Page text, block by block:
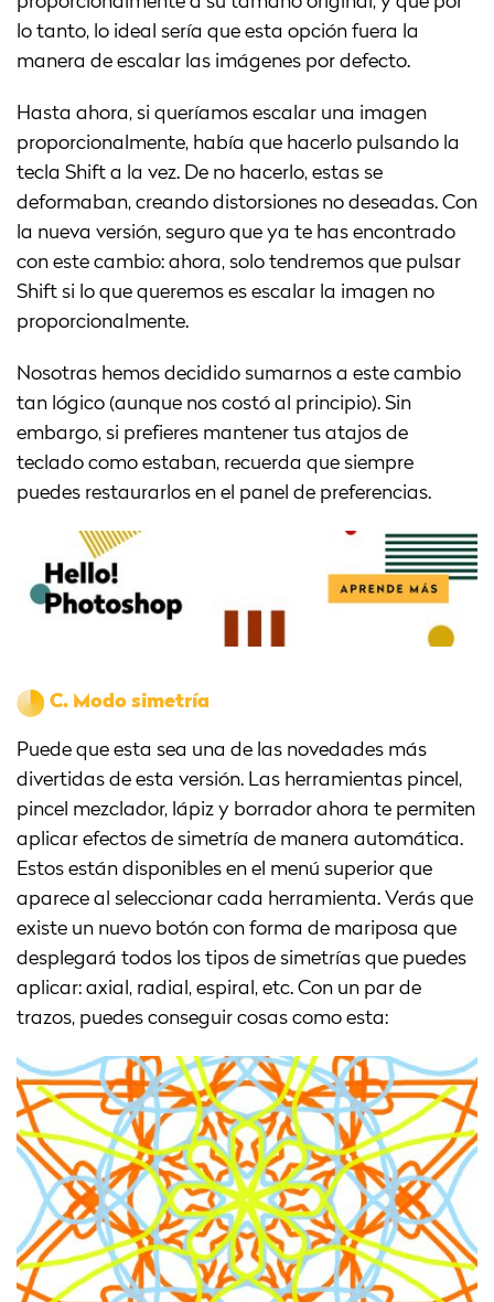
lo tanto, lo ideal sería que esta opción fuera la
manera de escalar las imágenes por defecto.
Hasta ahora, si queríamos escalar una imagen
proporcionalmente, había que hacerlo pulsando la
tecla Shift a la vez. De no hacerlo, estas se
deformaban, creando distorsiones no deseadas. Con
la nueva versión, seguro que ya te has encontrado
con este cambio: ahora, solo tendremos que pulsar
Shift si lo que queremos es escalar la imagen no
proporcionalmente.
Nosotras hemos decidido sumarnos a este cambio
tan lógico (aunque nos costó al principio). Sin
embargo, si prefieres mantener tus atajos de
teclado como estaban, recuerda que siempre
puedes restaurarlos en el panel de preferencias.
C. Modo simetría
Puede que esta sea una de las novedades más
divertidas de esta versión. Las herramientas pincel,
pincel mezclador, lápiz y borrador ahora te permiten
aplicar efectos de simetría de manera automática.
Estos están disponibles en el menú superior que
aparece al seleccionar cada herramienta. Verás que
existe un nuevo botón con forma de mariposa que
desplegará todos los tipos de simetrías que puedes
aplicar: axial, radial, espiral, etc. Con un par de
trazos, puedes conseguir cosas como esta: